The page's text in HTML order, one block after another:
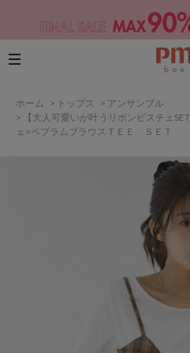
ホーム > トップス > アンサンブル
>
【大人可愛いが叶うリボンビスチェ
ェ×ペプラムブラウスＴＥＥ ＳＥＴ